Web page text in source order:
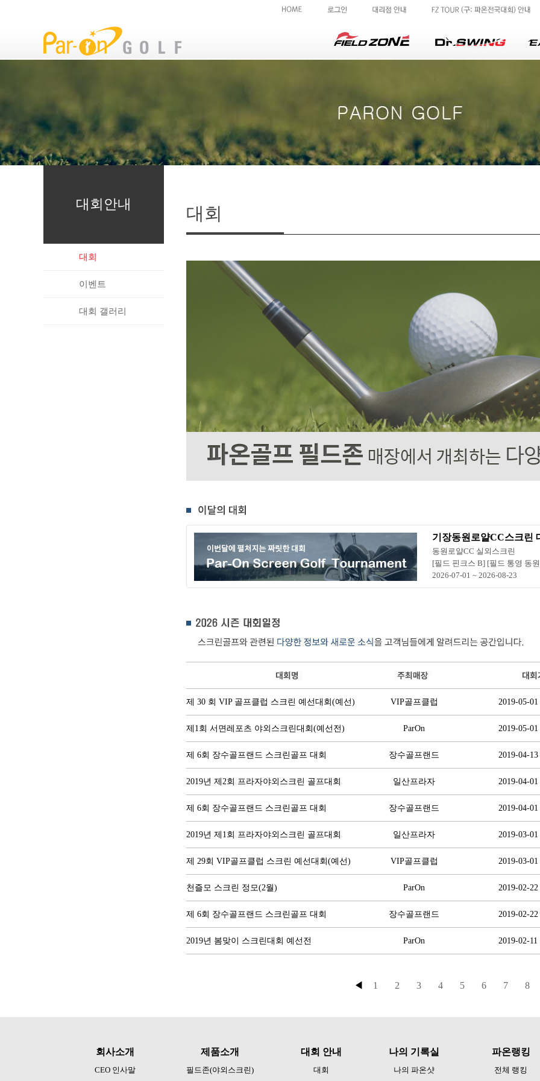
대회안내
대회
이벤트
대회 갤러리
대회
기장동원로얄CC스크린
동원로얄CC 실외스크린
[필드 핀크스 B] [필드 통영 동
2026-07-01 ~ 2026-08-23
제 30 회 VIP 골프클럽 스크린 예선대회(예선) VIP골프클럽 2019-05-
제1회 서면레포츠 야외스크린대회(예선전) ParOn 2019-05-
제 6회 장수골프랜드 스크린골프 대회 장수골프랜드 2019-04-
2019년 제2회 프라자야외스크린 골프대회 일산프라자 2019-04-
제 6회 장수골프랜드 스크린골프 대회 장수골프랜드 2019-04-
2019년 제1회 프라자야외스크린 골프대회 일산프라자 2019-03-
제 29회 VIP골프클럽 스크린 예선대회(예선) VIP골프클럽 2019-03-
천즐모 스크린 정모(2월) ParOn 2019-02-
제 6회 장수골프랜드 스크린골프 대회 장수골프랜드 2019-02-
2019년 봄맞이 스크린대회 예선전 ParOn 2019-02-
◀ 1 2 3 4 5 6 7 8
회사소개
CEO 인사말
제품소개
필드존(야외스크린)
대회 안내
대회
나의 기록실
나의 파온샷
파온랭킹
전체 랭킹